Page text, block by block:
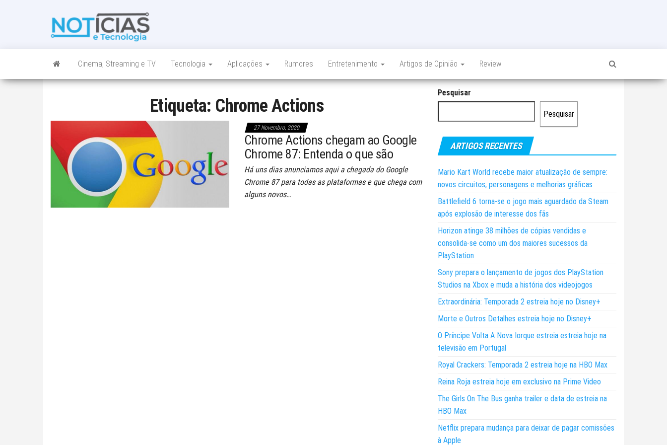
num só lugar
Cinema, Streaming e TV Tecnologia Aplicações Rumores Entretenimento Artigos de Opinião Review
Etiqueta: Chrome Actions
27 Novembro, 2020
Chrome Actions chegam ao Google
Chrome 87: Entenda o que são
Há uns dias anunciamos aqui a chegada do Google
Chrome 87 para todas as plataformas e que chega com
alguns novos…
Pesquisar
Pesquisar
ARTIGOS RECENTES
Mario Kart World recebe maior atualização de sempre:
novos circuitos, personagens e melhorias gráficas
Battlefield 6 torna-se o jogo mais aguardado da Steam
após explosão de interesse dos fãs
Horizon atinge 38 milhões de cópias vendidas e
consolida-se como um dos maiores sucessos da
PlayStation
Sony prepara o lançamento de jogos dos PlayStation
Studios na Xbox e muda a história dos videojogos
Extraordinária: Temporada 2 estreia hoje no Disney+
Morte e Outros Detalhes estreia hoje no Disney+
O Príncipe Volta A Nova Iorque estreia estreia hoje na
televisão em Portugal
Royal Crackers: Temporada 2 estreia hoje na HBO Max
Reina Roja estreia hoje em exclusivo na Prime Video
The Girls On The Bus ganha trailer e data de estreia na
HBO Max
Netflix prepara mudança para deixar de pagar comissões
à Apple